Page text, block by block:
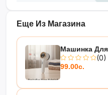
Еще Из Магазина
Машинка
(0)
99.00с.